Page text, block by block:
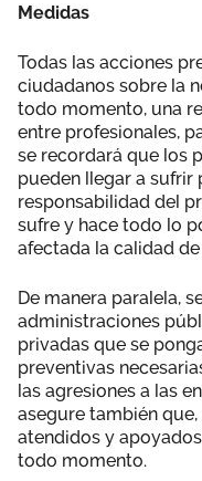
Medidas
Todas las acciones
ciudadanos sobre la
todo momento, una
entre profesionales,
se recordará que los
pueden llegar a sufrir
responsabilidad del
sufre y hace todo lo
afectada la calidad
De manera paralela,
administraciones
privadas que se
preventivas
las agresiones a las
asegure también
atendidos y
todo momento.